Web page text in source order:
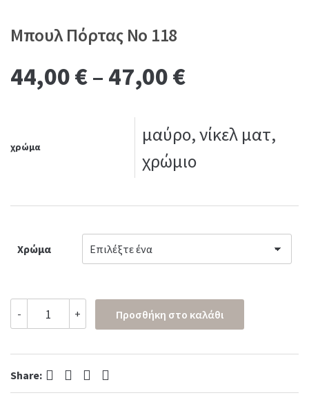
Μπουλ Πόρτας Νο 118
44,00€– 47,00€
χρώμα
μαύρο, νίκελ ματ,
χρώμιο
Χρώμα
-
Πόρτας
Νο
+ Προσθήκη στο καλάθι
Share: Facebook Twitter Pinterest LinkedIn